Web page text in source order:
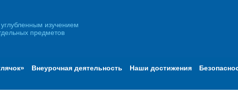
изучением
предметов
Внеурочная деятельность Наши достижения